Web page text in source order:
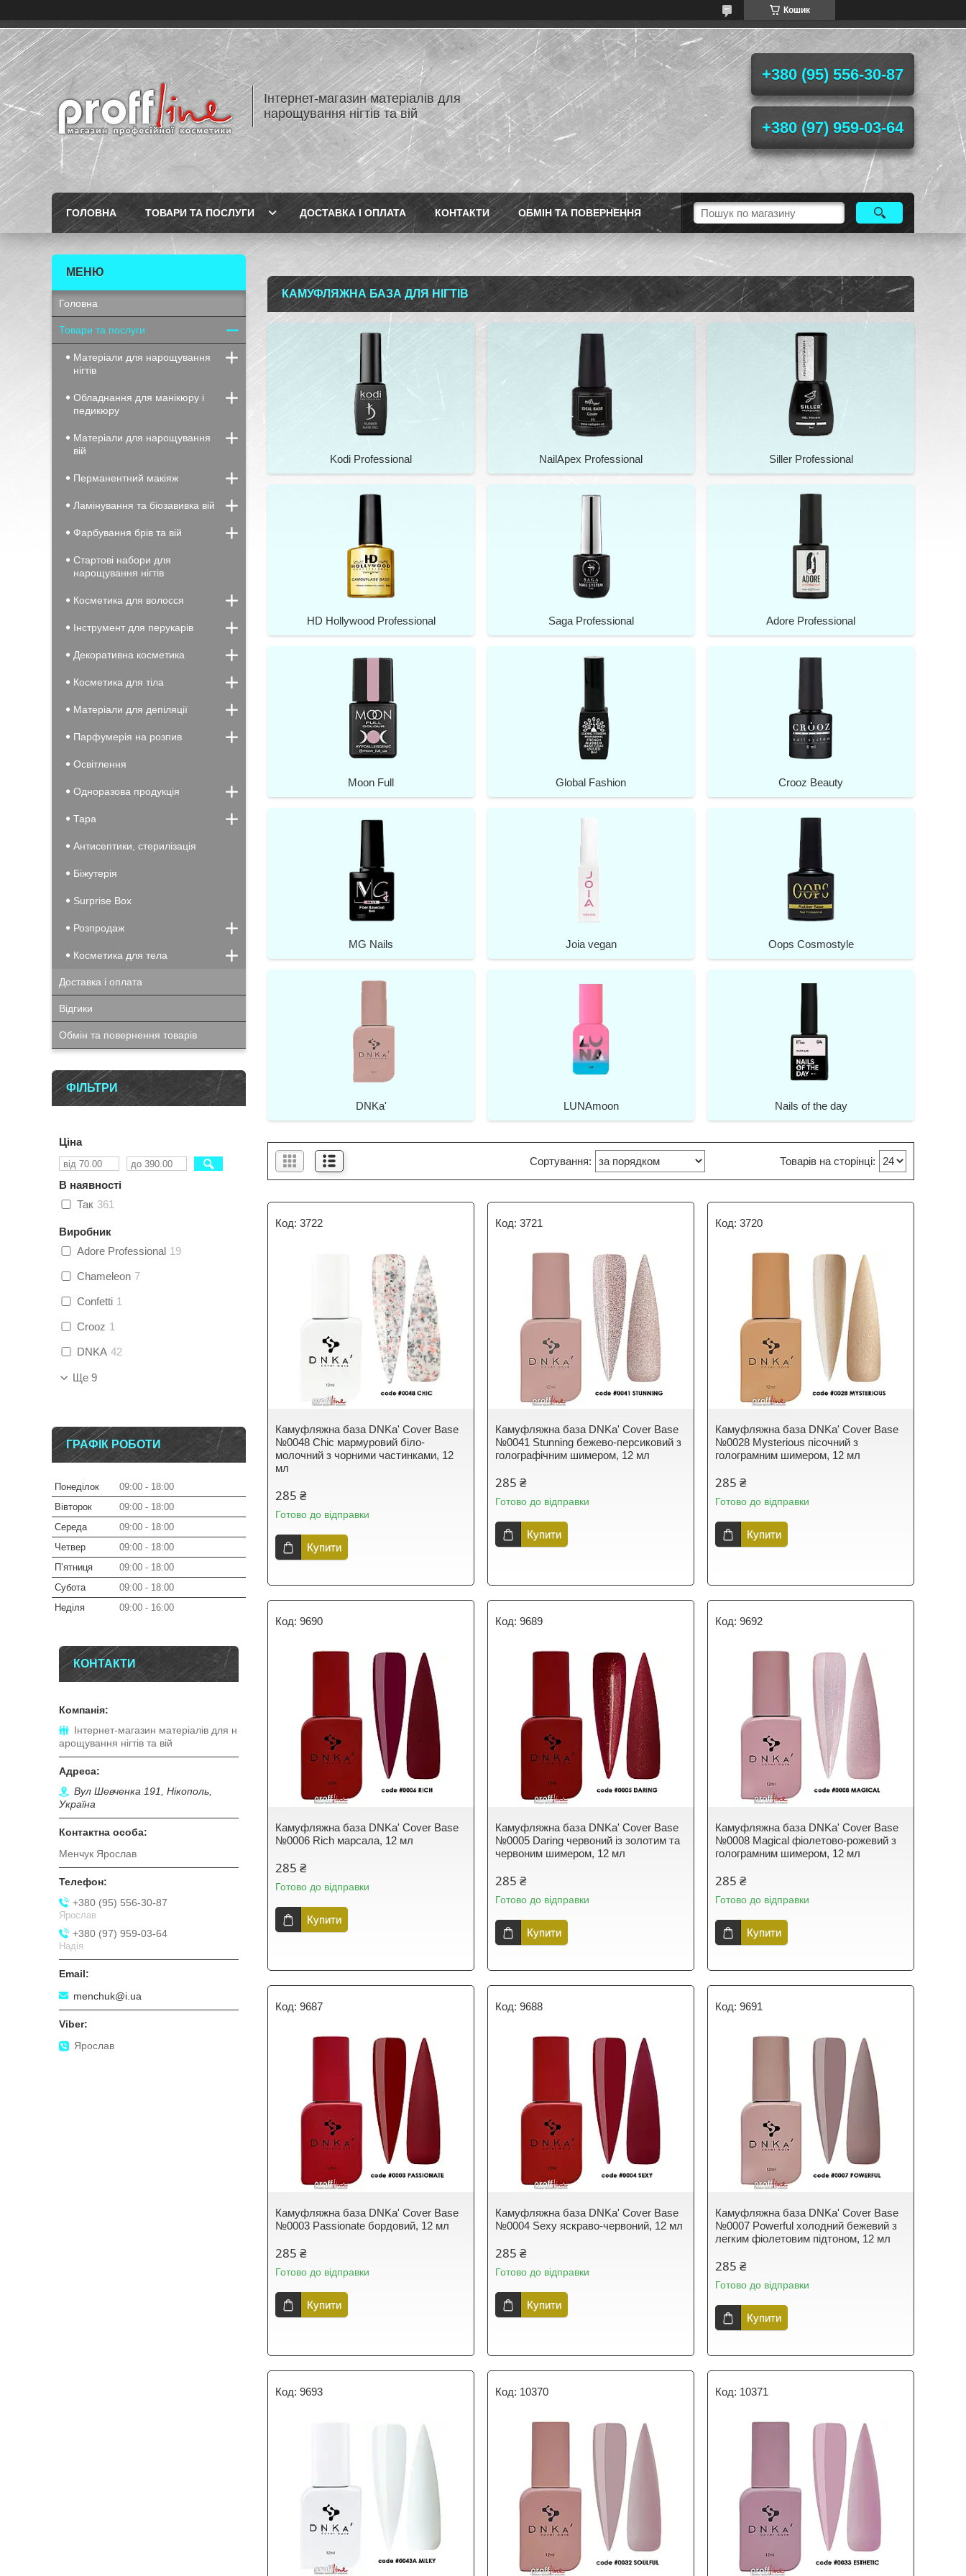
Кошик
Інтернет-магазин матеріалів для
нарощування нігтів та вій
+380 (95) 556-30-87
+380 (97) 959-03-64
ГОЛОВНА ТОВАРИ ТА ПОСЛУГИ ДОСТАВКА І ОПЛАТА КОНТАКТИ ОБМІН ТА ПОВЕРНЕННЯ
КАМУФЛЯЖНА БАЗА ДЛЯ НІГТІВ
Kodi Professional NailApex Professional Siller Professional
HD Hollywood Professional Saga Professional Adore Professional
Moon Full Global Fashion Crooz Beauty
MG Nails Joia vegan Oops Cosmostyle
DNKa' LUNAmoon Nails of the day
3722
Камуфляжна база DNKa' Cover Base
№0048 Chic мармуровий біло-
молочний з чорними частинками, 12
мл
285 ₴
Готово до відправки
Купити
3721
Камуфляжна база DNKa' Cover Base
№0041 Stunning бежево-персиковий з
голографічним шимером, 12 мл
285 ₴
Готово до відправки
Купити
3720
Камуфляжна база DNKa' Cover Base
№0028 Mysterious пісочний з
голограмним шимером, 12 мл
285 ₴
Готово до відправки
Купити
9690
Камуфляжна база DNKa' Cover Base
№0006 Rich марсала, 12 мл
285 ₴
Готово до відправки
Купити
9689
Камуфляжна база DNKa' Cover Base
№0005 Daring червоний із золотим та
червоним шимером, 12 мл
285 ₴
Готово до відправки
Купити
9692
Камуфляжна база DNKa' Cover Base
№0008 Magical фіолетово-рожевий з
голограмним шимером, 12 мл
285 ₴
Готово до відправки
Купити
9687
Камуфляжна база DNKa' Cover Base
№0003 Passionate бордовий, 12 мл
285 ₴
Готово до відправки
Купити
9688
Камуфляжна база DNKa' Cover Base
№0004 Sexy яскраво-червоний, 12 мл
285 ₴
Готово до відправки
Купити
9691
Камуфляжна база DNKa' Cover Base
№0007 Powerful холодний бежевий з
легким фіолетовим підтоном, 12 мл
285 ₴
Готово до відправки
Купити
9693 10370 10371
Головна
Товари та послуги
Матеріали для нарощування
нігтів
Обладнання для манікюру і
педикюру
Матеріали для нарощування
вій
Перманентний макіяж
Ламінування та біозавивка вій
Фарбування брів та вій
Стартові набори для
нарощування нігтів
Косметика для волосся
Інструмент для перукарів
Декоративна косметика
Косметика для тіла
Матеріали для депіляції
Парфумерія на розпив
Освітлення
Одноразова продукція
Тара
Антисептики, стерилізація
Біжутерія
Surprise Box
Розпродаж
Косметика для тела
Доставка і оплата
Відгики
Обмін та повернення товарів
ФІЛЬТРИ
Ціна
В наявності
Так 361
Виробник
Adore Professional 19
Chameleon 7
Confetti 1
Crooz 1
DNKA 42
Ще 9
ГРАФІК РОБОТИ
Понеділок 09:00
18:00
Вівторок
09:00
18:00
Середа
09:00
18:00
Четвер
09:00
18:00
Пʼятниця
09:00
18:00
Субота
09:00
18:00
Неділя
09:00 16:00
КОНТАКТИ
Інтернет-магазин матеріалів для н
арощування нігтів та вій
Вул Шевченка 191, Нікополь,
Україна
Менчук Ярослав
+380 (95) 556-30-87
Ярослав
+380 (97) 959-03-64
Надія
menchuk@i.ua
Ярослав